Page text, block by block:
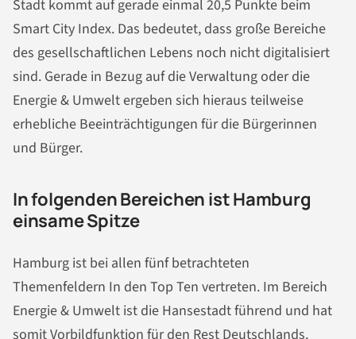
Stadt kommt auf gerade einmal 20,5 Punkte beim
Smart City Index. Das bedeutet, dass große Bereiche
des gesellschaftlichen Lebens noch nicht digitalisiert
sind. Gerade in Bezug auf die Verwaltung oder die
Energie & Umwelt ergeben sich hieraus teilweise
erhebliche Beeinträchtigungen für die Bürgerinnen
und Bürger.
In folgenden Bereichen ist Hamburg
einsame Spitze
Hamburg ist bei allen fünf betrachteten
Themenfeldern In den Top Ten vertreten. Im Bereich
Energie & Umwelt ist die Hansestadt führend und hat
somit Vorbildfunktion für den Rest Deutschlands.